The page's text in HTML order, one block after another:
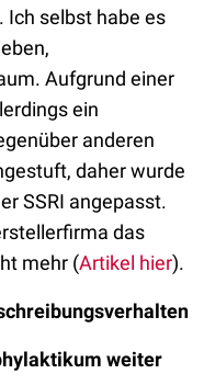
selbst habe es
Aufgrund einer
ein
anderen
daher wurde
SSRI angepasst.
das
mehr (Artikel hier).
weiter